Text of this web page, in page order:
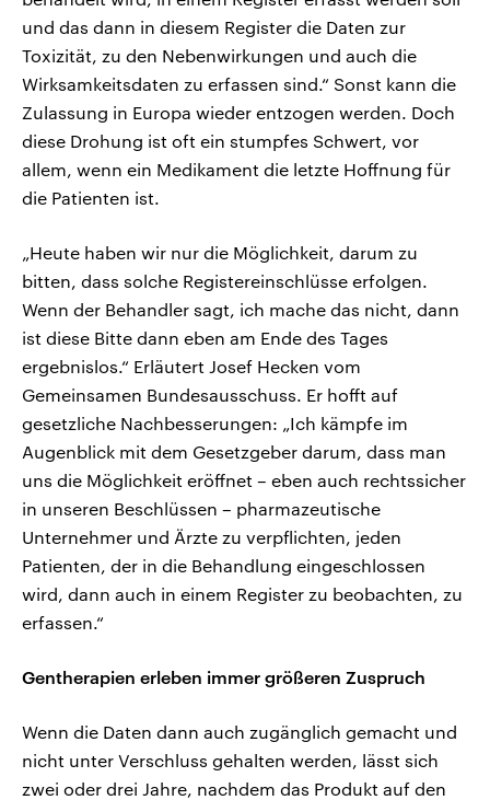
und das dann in diesem Register die Daten zur
Toxizität, zu den Nebenwirkungen und auch die
Wirksamkeitsdaten zu erfassen sind.“ Sonst kann die
Zulassung in Europa wieder entzogen werden. Doch
diese Drohung ist oft ein stumpfes Schwert, vor
allem, wenn ein Medikament die letzte Hoffnung für
die Patienten ist.
„Heute haben wir nur die Möglichkeit, darum zu
bitten, dass solche Registereinschlüsse erfolgen.
Wenn der Behandler sagt, ich mache das nicht, dann
ist diese Bitte dann eben am Ende des Tages
ergebnislos.“ Erläutert Josef Hecken vom
Gemeinsamen Bundesausschuss. Er hofft auf
gesetzliche Nachbesserungen: „Ich kämpfe im
Augenblick mit dem Gesetzgeber darum, dass man
uns die Möglichkeit eröffnet – eben auch rechtssicher
in unseren Beschlüssen – pharmazeutische
Unternehmer und Ärzte zu verpflichten, jeden
Patienten, der in die Behandlung eingeschlossen
wird, dann auch in einem Register zu beobachten, zu
erfassen.“
Gentherapien erleben immer größeren Zuspruch
Wenn die Daten dann auch zugänglich gemacht und
nicht unter Verschluss gehalten werden, lässt sich
zwei oder drei Jahre, nachdem das Produkt auf den